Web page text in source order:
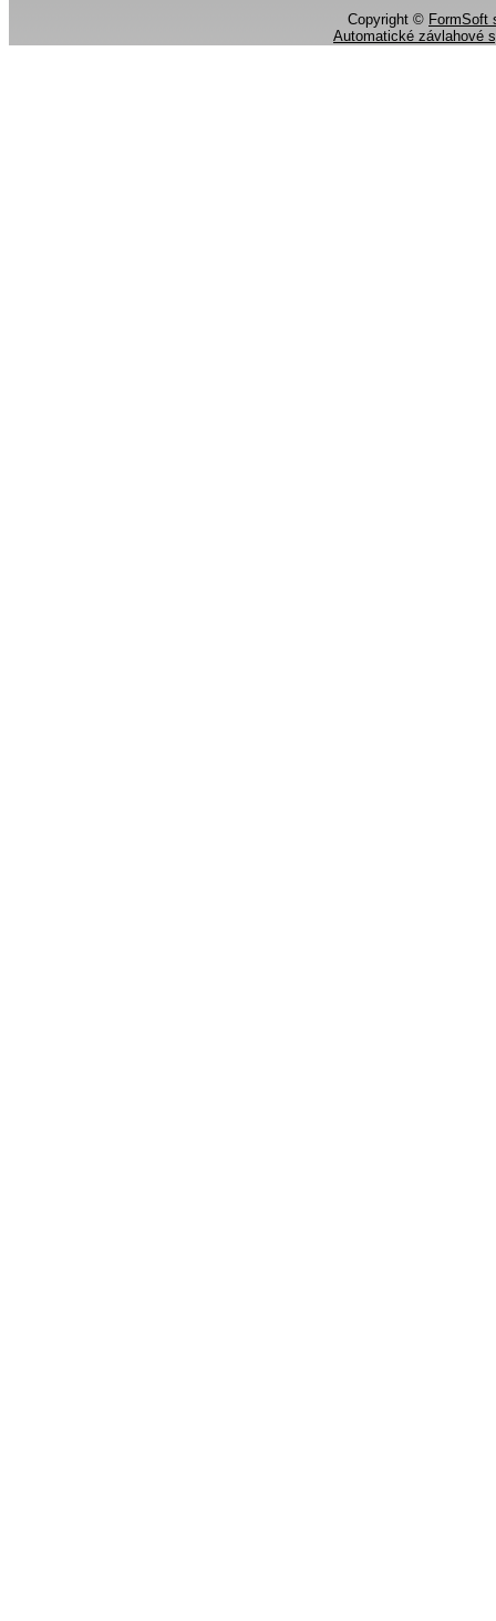
Copyright © FormSoft
Automatické závlahové